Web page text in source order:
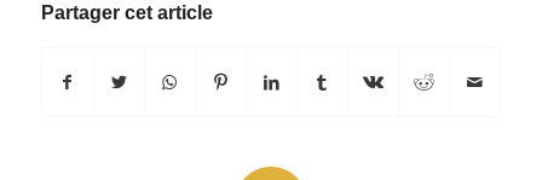
Partager cet article